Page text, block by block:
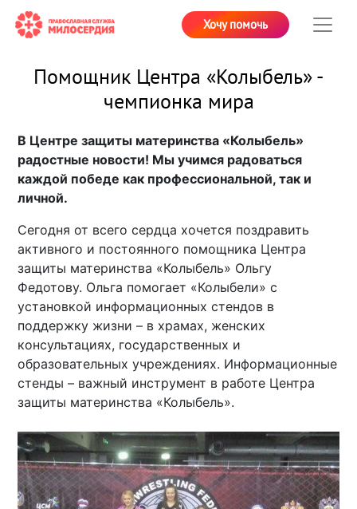
Хочу помочь
Помощник Центра «Колыбель» -
чемпионка мира
В Центре защиты материнства «Колыбель»
радостные новости! Мы учимся радоваться
каждой победе как профессиональной, так и
личной.
Сегодня от всего сердца хочется поздравить
активного и постоянного помощника Центра
защиты материнства «Колыбель» Ольгу
Федотову. Ольга помогает «Колыбели» с
установкой информационных стендов в
поддержку жизни – в храмах, женских
консультациях, государственных и
образовательных учреждениях. Информационные
стенды – важный инструмент в работе Центра
защиты материнства «Колыбель».